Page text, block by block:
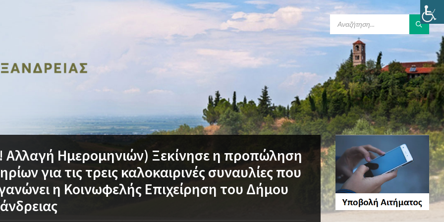
Αλλαγή Ημερομηνιών) Ξεκίνησε η προπώληση
για τις τρεις καλοκαιρινές συναυλίες που
η Κοινωφελής Επιχείρηση του Δήμου